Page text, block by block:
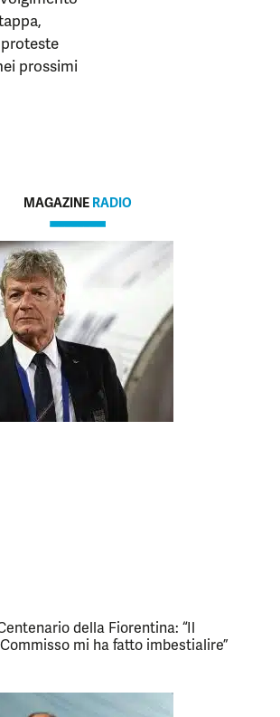
prossimi
MAGAZINE RADIO
della Fiorentina: “Il
mi ha fatto imbestialire”